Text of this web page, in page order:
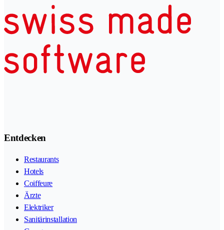
Entdecken
Restaurants
Hotels
Coiffeure
Ärzte
Elektriker
Sanitärinstallation